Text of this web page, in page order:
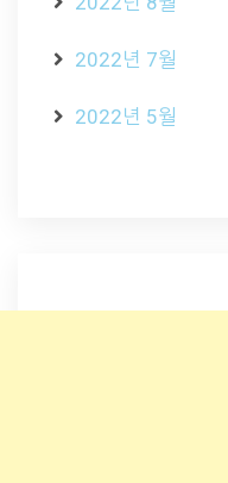
2022년 7월
2022년 5월